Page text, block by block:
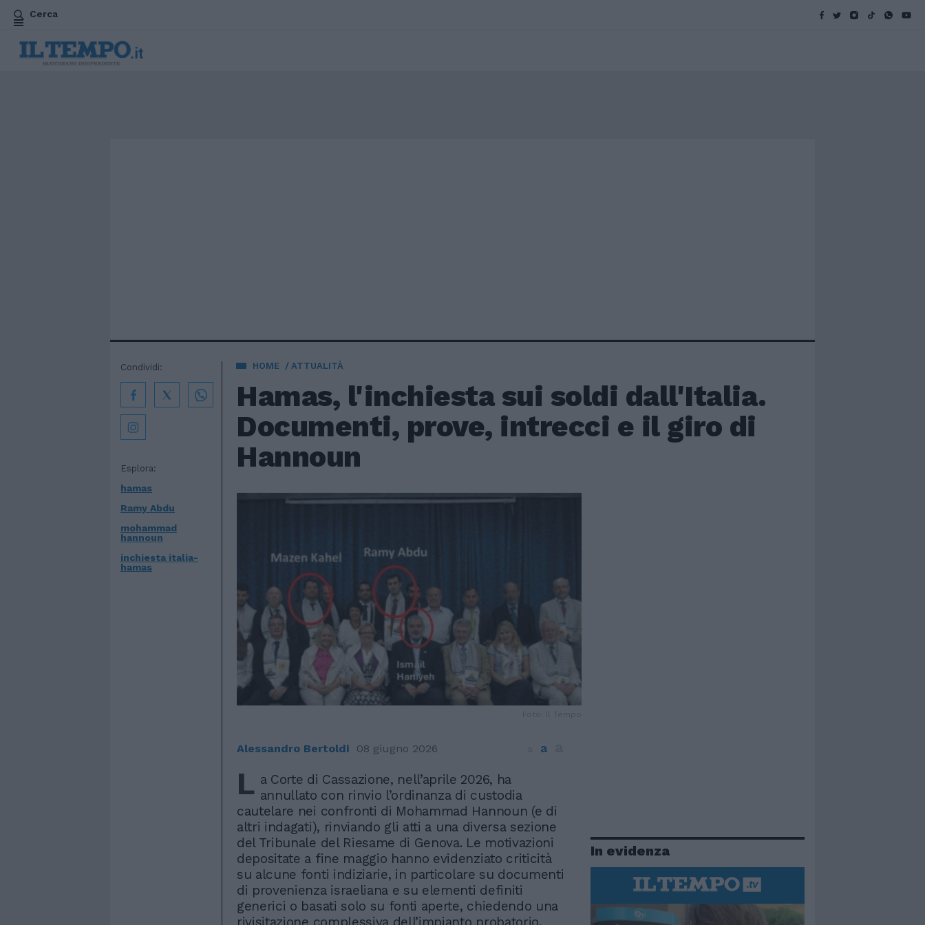
Cerca
HOME ATTUALITÀ
Hamas, l'inchiesta sui soldi dall'Italia.
Documenti, prove, intrecci e il giro di
Hannoun
Esplora:
hamas
Ramy Abdu
mohammad
hannoun
inchiesta italia-
hamas
Condividi:
Alessandro Bertoldi 08 giugno 2026 a
L a Corte di Cassazione, nell’aprile 2026, ha
annullato con rinvio l’ordinanza di custodia
cautelare nei confronti di Mohammad Hannoun (e di
altri indagati), rinviando gli atti a una diversa sezione
del Tribunale del Riesame di Genova. Le motivazioni
depositate a fine maggio hanno evidenziato criticità
su alcune fonti indiziarie, in particolare su documenti
di provenienza israeliana e su elementi definiti
generici o basati solo su fonti aperte, chiedendo una
In evidenza